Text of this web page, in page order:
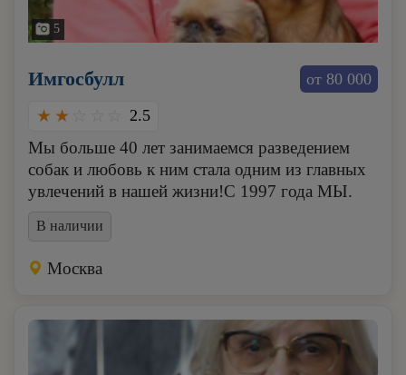
5
от 80 000
Имгосбулл
2.5
Мы больше 40 лет занимаемся разведением
собак и любовь к ним стала одним из главных
увлечений в нашей жизни!C 1997 года МЫ.
В наличии
Москва